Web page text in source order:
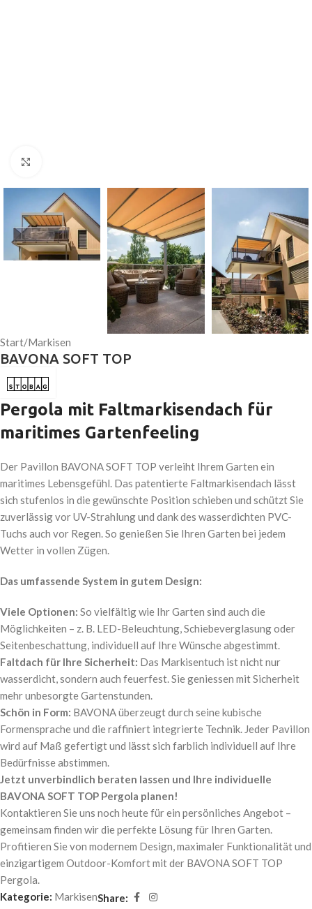
Start/Markisen
BAVONA SOFT TOP
Pergola mit Faltmarkisendach für
maritimes Gartenfeeling
Der Pavillon BAVONA SOFT TOP verleiht Ihrem Garten ein
maritimes Lebensgefühl. Das patentierte Faltmarkisendach lässt
sich stufenlos in die gewünschte Position schieben und schützt Sie
zuverlässig vor UV-Strahlung und dank des wasserdichten PVC-
Tuchs auch vor Regen. So genießen Sie Ihren Garten bei jedem
Wetter in vollen Zügen.
Das umfassende System in gutem Design:
Viele Optionen: So vielfältig wie Ihr Garten sind auch die
Möglichkeiten – z. B. LED-Beleuchtung, Schiebeverglasung oder
Seitenbeschattung, individuell auf Ihre Wünsche abgestimmt.
Faltdach für Ihre Sicherheit: Das Markisentuch ist nicht nur
wasserdicht, sondern auch feuerfest. Sie geniessen mit Sicherheit
mehr unbesorgte Gartenstunden.
Schön in Form: BAVONA überzeugt durch seine kubische
Formensprache und die raffiniert integrierte Technik. Jeder Pavillon
wird auf Maß gefertigt und lässt sich farblich individuell auf Ihre
Bedürfnisse abstimmen.
Jetzt unverbindlich beraten lassen und Ihre individuelle
BAVONA SOFT TOP Pergola planen!
Kontaktieren Sie uns noch heute für ein persönliches Angebot –
gemeinsam finden wir die perfekte Lösung für Ihren Garten.
Profitieren Sie von modernem Design, maximaler Funktionalität und
einzigartigem Outdoor-Komfort mit der BAVONA SOFT TOP
Pergola.
Kategorie: MarkisenShare: